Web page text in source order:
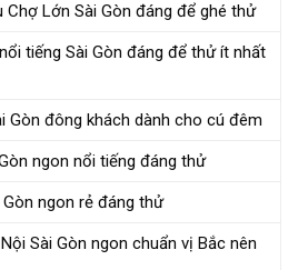
Chợ Lớn Sài Gòn đáng để ghé thử
tiếng Sài Gòn đáng để thử ít nhất
Gòn đông khách dành cho cú đêm
ngon nổi tiếng đáng thử
ngon rẻ đáng thử
Sài Gòn ngon chuẩn vị Bắc nên